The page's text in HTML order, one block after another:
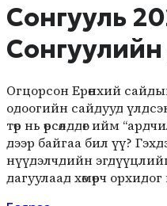
Сонгууль
Сонгуулийн
Огцорсон Ерөнхий
одоогийн сайдууд
төр нь өрсөлддөг ийм
дээр байгаа бил үү?
нүүдэлчдийн
дагуулаад хөмөрч